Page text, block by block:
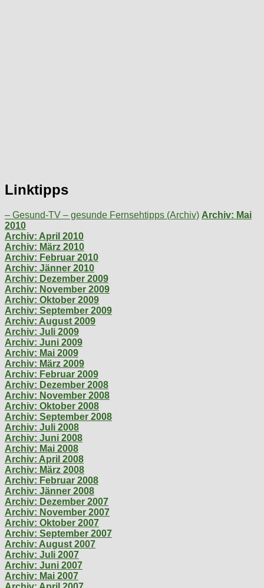
Linktipps
– Gesund-TV – gesunde Fernsehtipps (Archiv) Archiv: Mai
2010
Archiv: April 2010
Archiv: März 2010
Archiv: Februar 2010
Archiv: Jänner 2010
Archiv: Dezember 2009
Archiv: November 2009
Archiv: Oktober 2009
Archiv: September 2009
Archiv: August 2009
Archiv: Juli 2009
Archiv: Juni 2009
Archiv: Mai 2009
Archiv: März 2009
Archiv: Februar 2009
Archiv: Dezember 2008
Archiv: November 2008
Archiv: Oktober 2008
Archiv: September 2008
Archiv: Juli 2008
Archiv: Juni 2008
Archiv: Mai 2008
Archiv: April 2008
Archiv: März 2008
Archiv: Februar 2008
Archiv: Jänner 2008
Archiv: Dezember 2007
Archiv: November 2007
Archiv: Oktober 2007
Archiv: September 2007
Archiv: August 2007
Archiv: Juli 2007
Archiv: Juni 2007
Archiv: Mai 2007